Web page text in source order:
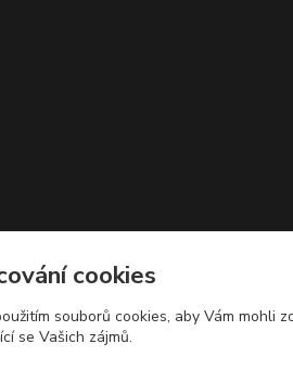
cookies
souborů cookies, aby Vám mohli
se Vašich zájmů.